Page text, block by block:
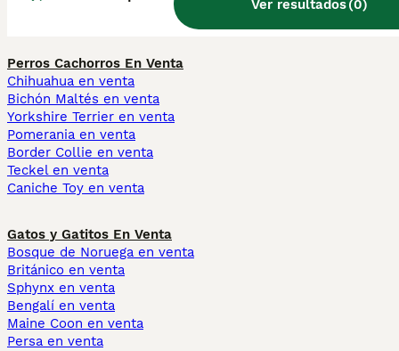
Ver resultados(0)
Perros Cachorros En Venta
Chihuahua en venta
Bichón Maltés en venta
Yorkshire Terrier en venta
Pomerania en venta
Border Collie en venta
Teckel en venta
Caniche Toy en venta
Gatos y Gatitos En Venta
Bosque de Noruega en venta
Británico en venta
Sphynx en venta
Bengalí en venta
Maine Coon en venta
Persa en venta